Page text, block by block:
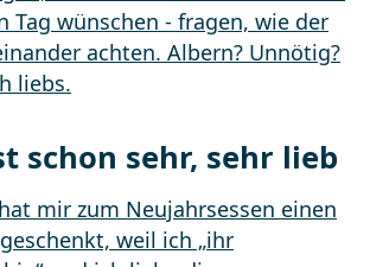
schon sehr, sehr lieb